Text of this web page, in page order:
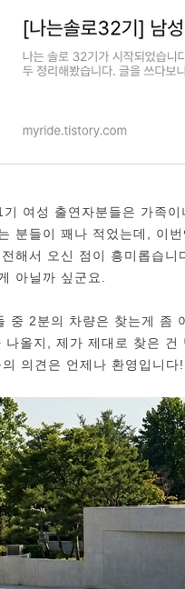
여성 출연자분들은 가족
분들이 꽤나 적었는데, 이
해서 오신 점이 흥미롭습
아닐까 싶군요.
중 2분의 차량은 찾는게 좀
올지, 제가 제대로 찾은 건
의견은 언제나 환영입니다